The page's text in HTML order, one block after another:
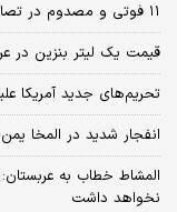
۱۱ فوتی و مصدوم در تصادف زنجیره‌ای در جاده سلماس - ارومیه + جزئیات
قیمت یک لیتر بنزین در
تحریم‌های جدید آمریکا
انفجار شدید در المخا یمن
المشاط خطاب به
نخواهد داشت